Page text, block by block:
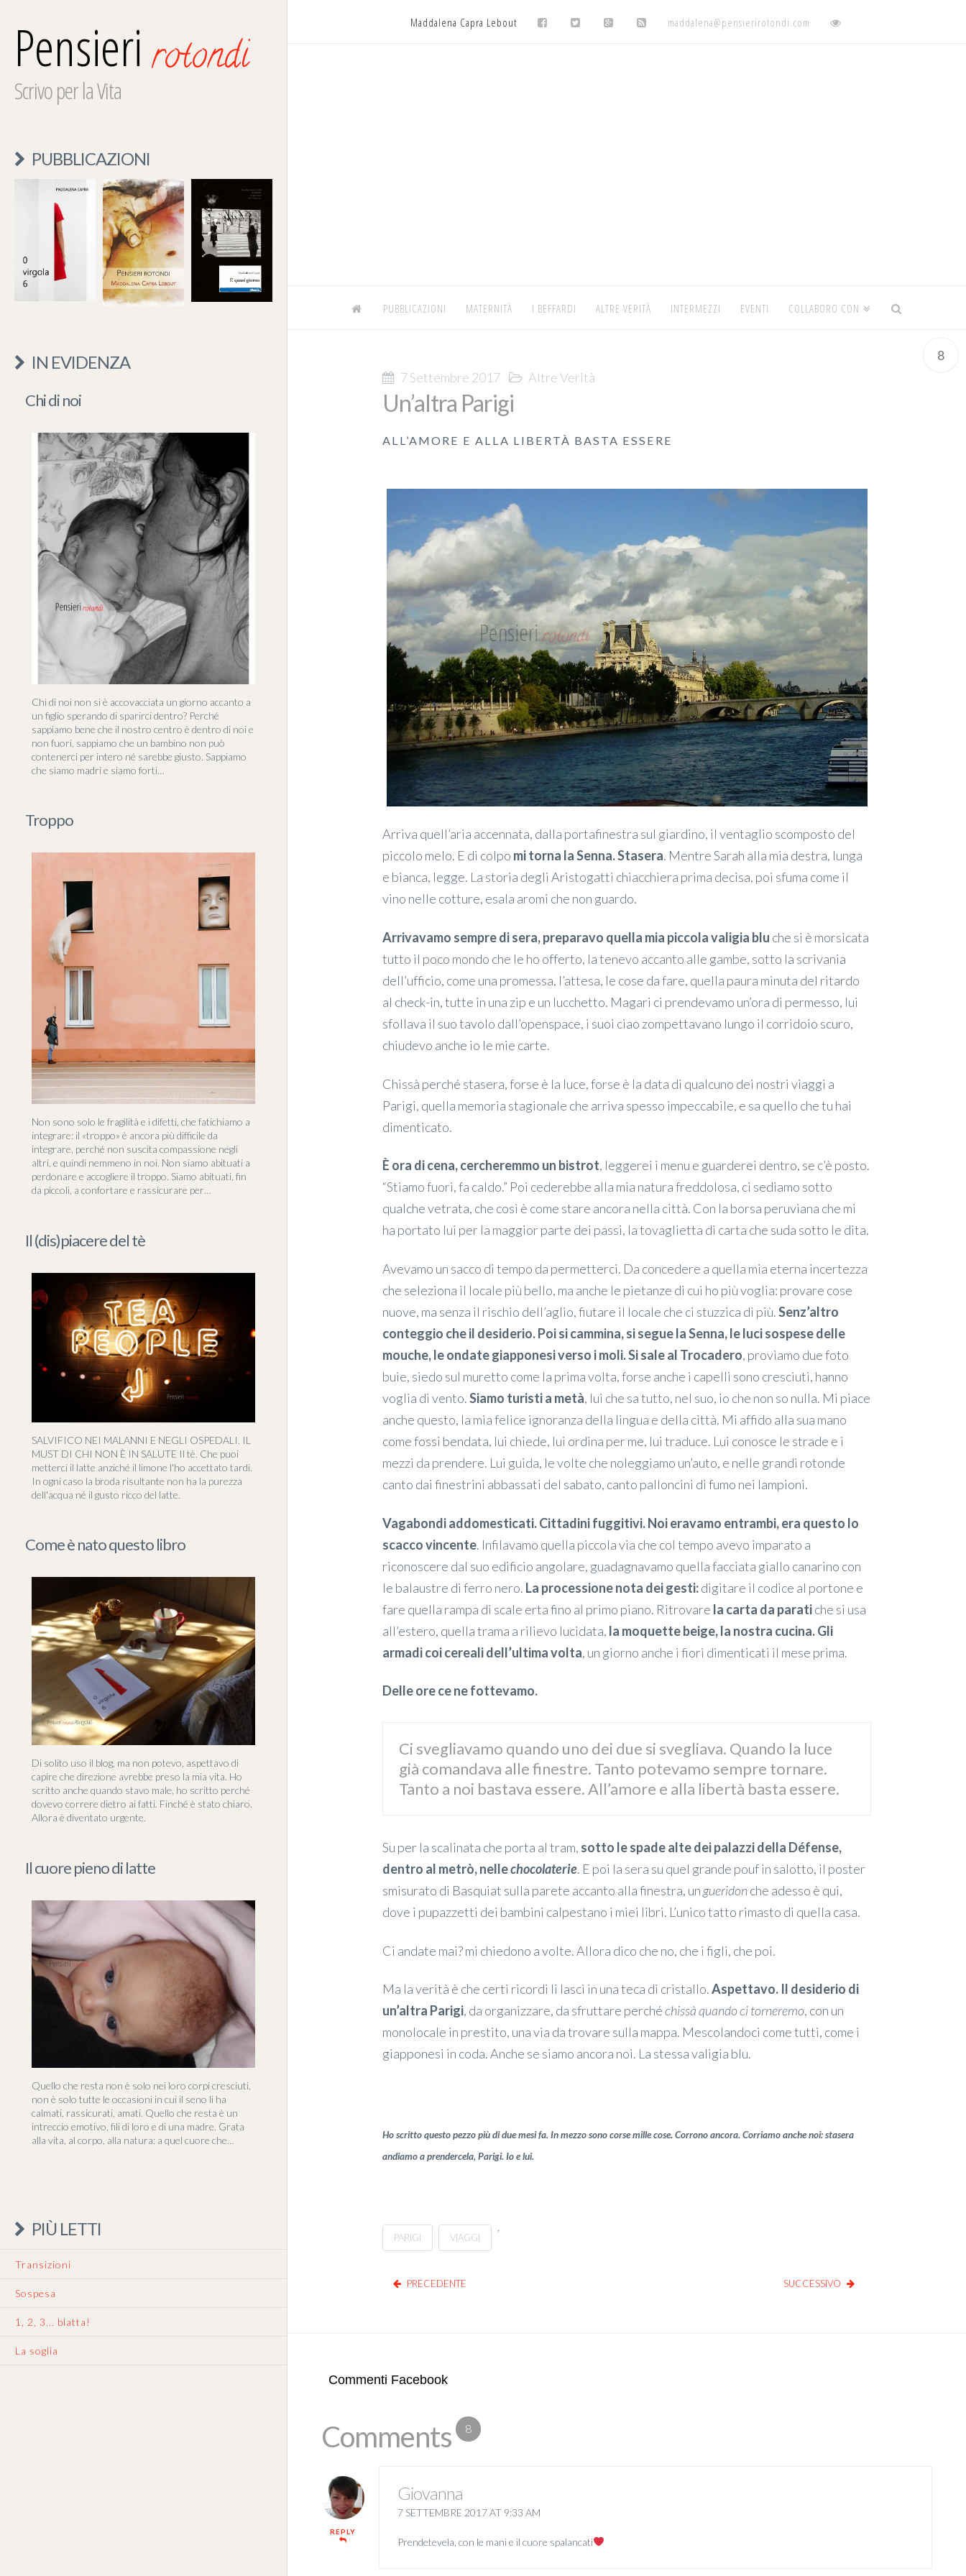
Maddalena Capra Lebout maddalena@pensierirotondi.com
PUBBLICAZIONI MATERNITÀ I BEFFARDI ALTRE VERITÀ INTERMEZZI EVENTI COLLABORO CON
8
7 Settembre 2017
Altre Verità
Un’altra Parigi
ALL’AMORE E ALLA LIBERTÀ BASTA ESSERE
Arriva quell’aria accennata, dalla portafinestra sul giardino, il ventaglio scomposto del
piccolo melo. E di colpo mi torna la Senna. Stasera. Mentre Sarah alla mia destra, lunga
e bianca, legge. La storia degli Aristogatti chiacchiera prima decisa, poi sfuma come il
vino nelle cotture, esala aromi che non guardo.
Arrivavamo sempre di sera, preparavo quella mia piccola valigia blu che si è morsicata
tutto il poco mondo che le ho offerto, la tenevo accanto alle gambe, sotto la scrivania
dell’ufficio, come una promessa, l’attesa, le cose da fare, quella paura minuta del ritardo
al check-in, tutte in una zip e un lucchetto. Magari ci prendevamo un’ora di permesso, lui
sfollava il suo tavolo dall’openspace, i suoi ciao zompettavano lungo il corridoio scuro,
chiudevo anche io le mie carte.
Chissà perché stasera, forse è la luce, forse è la data di qualcuno dei nostri viaggi a
Parigi, quella memoria stagionale che arriva spesso impeccabile, e sa quello che tu hai
dimenticato.
È ora di cena, cercheremmo un bistrot, leggerei i menu e guarderei dentro, se c’è posto.
“Stiamo fuori, fa caldo.” Poi cederebbe alla mia natura freddolosa, ci sediamo sotto
qualche vetrata, che così è come stare ancora nella città. Con la borsa peruviana che mi
ha portato lui per la maggior parte dei passi, la tovaglietta di carta che suda sotto le dita.
Avevamo un sacco di tempo da permetterci. Da concedere a quella mia eterna incertezza
che seleziona il locale più bello, ma anche le pietanze di cui ho più voglia: provare cose
nuove, ma senza il rischio dell’aglio, fiutare il locale che ci stuzzica di più.Senz’altro
conteggio che il desiderio. Poi si cammina, si segue la Senna, le luci sospese delle
mouche, le ondate giapponesi verso i moli. Si sale al Trocadero, proviamo due foto
buie, siedo sul muretto come la prima volta, forse anche i capelli sono cresciuti, hanno
voglia di vento.Siamo turisti a metà, lui che sa tutto, nel suo, io che non so nulla. Mi piace
anche questo, la mia felice ignoranza della lingua e della città. Mi affido alla sua mano
come fossi bendata, lui chiede, lui ordina per me, lui traduce. Lui conosce le strade e i
mezzi da prendere. Lui guida, le volte che noleggiamo un’auto, e nelle grandi rotonde
canto dai finestrini abbassati del sabato, canto palloncini di fumo nei lampioni.
Vagabondi addomesticati. Cittadini fuggitivi. Noi eravamo entrambi, era questo lo
scacco vincente. Infilavamo quella piccola via che col tempo avevo imparato a
riconoscere dal suo edificio angolare, guadagnavamo quella facciata giallo canarino con
le balaustre di ferro nero. La processione nota dei gesti:digitare il codice al portone e
fare quella rampa di scale erta fino al primo piano. Ritrovare la carta da paratiche si usa
all’estero, quella trama a rilievo lucidata, la moquette beige, la nostra cucina. Gli
armadi coi cereali dell’ultima volta, un giorno anche i fiori dimenticati il mese prima.
Delle ore ce ne fottevamo.
Ci svegliavamo quando uno dei due si svegliava. Quando la luce
già comandava alle finestre. Tanto potevamo sempre tornare.
Tanto a noi bastava essere. All’amore e alla libertà basta essere.
Su per la scalinata che porta al tram, sotto le spade alte dei palazzi della Défense,
dentro al metrò, nellechocolaterie. E poi la sera su quel grande pouf in salotto, il poster
smisurato di Basquiat sulla parete accanto alla finestra, un gueridonche adesso è qui,
dove i pupazzetti dei bambini calpestano i miei libri. L’unico tatto rimasto di quella casa.
Ci andate mai? mi chiedono a volte. Allora dico che no, che i figli, che poi.
Ma la verità è che certi ricordi li lasci in una teca di cristallo.Aspettavo. Il desiderio di
un’altra Parigi, da organizzare, da sfruttare perchéchissà quando ci torneremo, con un
monolocale in prestito, una via da trovare sulla mappa. Mescolandoci come tutti, come i
giapponesi in coda. Anche se siamo ancora noi. La stessa valigia blu.
Ho scritto questo pezzo più di due mesi fa. In mezzo sono corse mille cose. Corrono ancora. Corriamo anche noi: stasera
andiamo a prendercela, Parigi. Io e lui.
PARIGI VIAGGI
PRECEDENTE SUCCESSIVO
Commenti Facebook
Comments 8
REPLY
Giovanna
7 SETTEMBRE 2017 AT 9:33 AM
Prendetevela, con le mani e il cuore spalancati
Pensieri rotondi
Scrivo per la Vita
PUBBLICAZIONI
IN EVIDENZA
Chi di noi
Chi di noi non si è accovacciata un giorno accanto a
un figlio sperando di sparirci dentro? Perché
sappiamo bene che il nostro centro è dentro di noi e
non fuori, sappiamo che un bambino non può
contenerci per intero né sarebbe giusto. Sappiamo
che siamo madri e siamo forti…
Troppo
Non sono solo le fragilità e i difetti, che fatichiamo a
integrare: il «troppo» è ancora più difficile da
integrare, perché non suscita compassione negli
altri, e quindi nemmeno in noi. Non siamo abituati a
perdonare e accogliere il troppo. Siamo abituati, fin
da piccoli, a confortare e rassicurare per…
Il (dis)piacere del tè
SALVIFICO NEI MALANNI E NEGLI OSPEDALI. IL
MUST DI CHI NON È IN SALUTE Il tè. Che puoi
metterci il latte anziché il limone l'ho accettato tardi.
In ogni caso la broda risultante non ha la purezza
dell'acqua né il gusto ricco del latte.
Come è nato questo libro
Di solito uso il blog, ma non potevo, aspettavo di
capire che direzione avrebbe preso la mia vita. Ho
scritto anche quando stavo male, ho scritto perché
dovevo correre dietro ai fatti. Finché è stato chiaro.
Allora è diventato urgente.
Il cuore pieno di latte
Quello che resta non è solo nei loro corpi cresciuti,
non è solo tutte le occasioni in cui il seno li ha
calmati, rassicurati, amati. Quello che resta è un
intreccio emotivo, fili di loro e di una madre. Grata
alla vita, al corpo, alla natura: a quel cuore che…
PIÙ LETTI
Transizioni
Sospesa
1, 2, 3... blatta!
La soglia